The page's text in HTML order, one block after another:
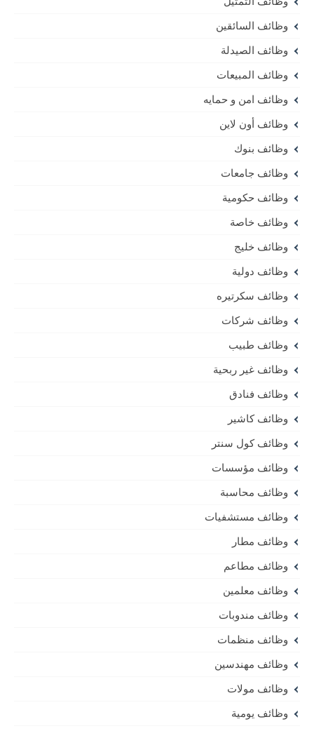
وظائف السائقين
وظائف الصيدلة
وظائف المبيعات
وظائف امن و حمايه
وظائف أون لاين
وظائف بنوك
وظائف جامعات
وظائف حكومية
وظائف خاصة
وظائف خليج
وظائف دولية
وظائف سكرتيره
وظائف شركات
وظائف طبيب
وظائف غير ربحية
وظائف فنادق
وظائف كاشير
وظائف كول سنتر
وظائف مؤسسات
وظائف محاسبة
وظائف مستشفيات
وظائف مطار
وظائف مطاعم
وظائف معلمين
وظائف مندوبات
وظائف منظمات
وظائف مهندسين
وظائف مولات
وظائف يومية